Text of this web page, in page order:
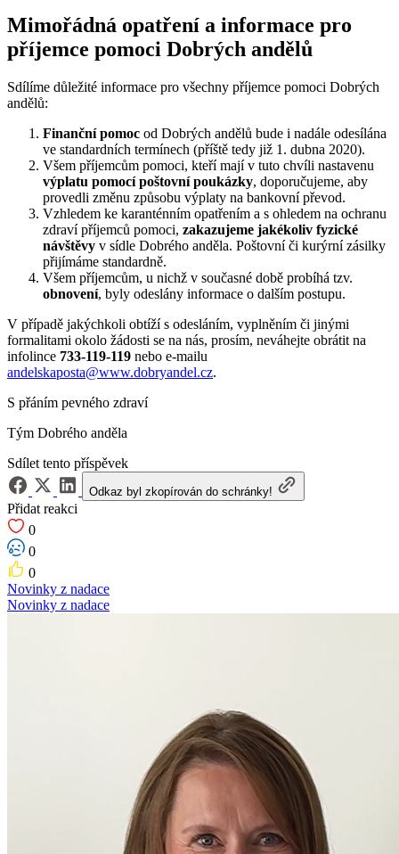
Mimořádná opatření a informace pro
příjemce pomoci Dobrých andělů
Sdílíme důležité informace pro všechny příjemce pomoci Dobrých
andělů:
Finanční pomoc od Dobrých andělů bude i nadále odesílána
ve standardních termínech (příště tedy již 1. dubna 2020).
Všem příjemcům pomoci, kteří mají v tuto chvíli nastavenu
výplatu pomocí poštovní poukázky, doporučujeme, aby
provedli změnu způsobu výplaty na bankovní převod.
Vzhledem ke karanténním opatřením a s ohledem na ochranu
zdraví příjemců pomoci, zakazujeme jakékoliv fyzické
návštěvy v sídle Dobrého anděla. Poštovní či kurýrní zásilky
přijímáme standardně.
Všem příjemcům, u nichž v současné době probíhá tzv.
obnovení, byly odeslány informace o dalším postupu.
V případě jakýchkoli obtíží s odesláním, vyplněním či jinými
formalitami okolo žádosti se na nás, prosím, neváhejte obrátit na
infolince 733-119-119 nebo e-mailu
andelskaposta@www.dobryandel.cz.
S přáním pevného zdraví
Tým Dobrého anděla
Sdílet tento příspěvek
Odkaz byl zkopírován do schránky!
Přidat reakci
0
0
0
Novinky z nadace
Novinky z nadace